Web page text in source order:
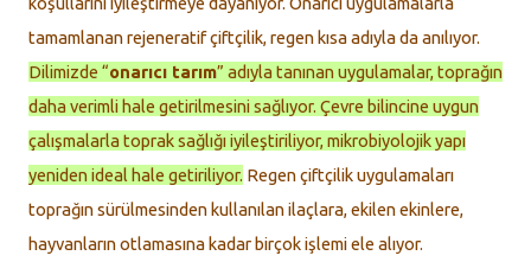
tamamlanan rejeneratif çiftçilik, regen kısa adıyla da anılıyor.
Dilimizde “onarıcı tarım” adıyla tanınan uygulamalar, toprağın
daha verimli hale getirilmesini sağlıyor. Çevre bilincine uygun
çalışmalarla toprak sağlığı iyileştiriliyor, mikrobiyolojik yapı
yeniden ideal hale getiriliyor. Regen çiftçilik uygulamaları
toprağın sürülmesinden kullanılan ilaçlara, ekilen ekinlere,
hayvanların otlamasına kadar birçok işlemi ele alıyor.